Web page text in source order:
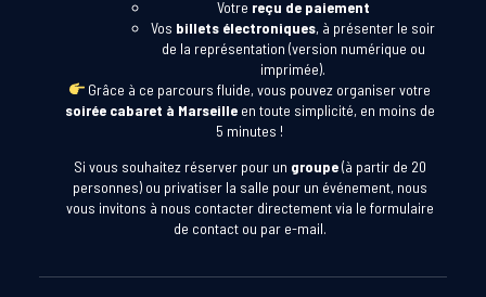
Votre reçu de paiement
Vos billets électroniques, à présenter le soir
de la représentation (version numérique ou
imprimée).
Grâce à ce parcours fluide, vous pouvez organiser votre
soirée cabaret à Marseilleen toute simplicité, en moins de
5 minutes !
Si vous souhaitez réserver pour un groupe(à partir de 20
personnes) ou privatiser la salle pour un événement, nous
vous invitons à nous contacter directement via le formulaire
de contact ou par e-mail.